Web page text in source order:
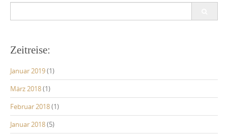
Zeitreise:
Januar 2019(1)
März 2018(1)
Februar 2018(1)
Januar 2018(5)